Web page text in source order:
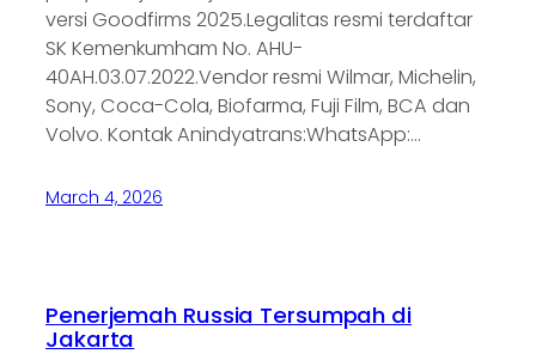
versi Goodfirms 2025.Legalitas resmi terdaftar
SK Kemenkumham No. AHU-
40AH.03.07.2022.Vendor resmi Wilmar, Michelin,
Sony, Coca-Cola, Biofarma, Fuji Film, BCA dan
Volvo. Kontak Anindyatrans:WhatsApp:…
March 4, 2026
Penerjemah Russia Tersumpah di
Jakarta